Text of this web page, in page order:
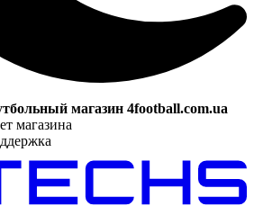
магазин 4football.com.ua
магазина